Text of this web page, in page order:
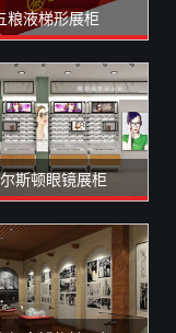
粮液梯形展柜
斯顿眼镜展柜